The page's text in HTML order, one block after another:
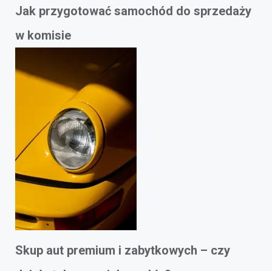
Jak przygotować samochód do sprzedaży
w komisie
Skup aut premium i zabytkowych – czy